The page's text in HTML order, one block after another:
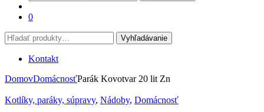
0
Hľadať:
Vyhľadávanie
Kontakt
DomovDomácnosťParák Kovotvar 20 lit Zn
Kotlíky, paráky, súpravy, Nádoby, Domácnosť